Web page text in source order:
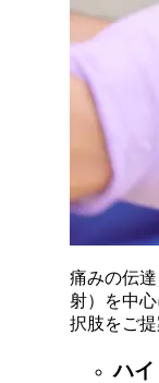
痛みの伝
射）を中
択肢をご提
ハ